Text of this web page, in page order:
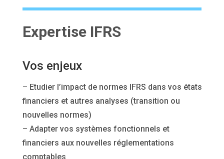
Expertise IFRS
Vos enjeux
– Etudier l’impact de normes IFRS dans vos états
financiers et autres analyses (transition ou
nouvelles normes)
– Adapter vos systèmes fonctionnels et
financiers aux nouvelles réglementations
comptables